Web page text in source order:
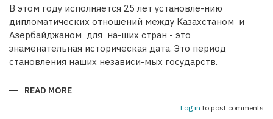
ҚАТЫНАСТАРҒА
27
ЖЫЛ
В этом году исполняется 25 лет установле-нию
дипломатических отношений между Казахстаном и
Азербайджаном для на-ших стран - это
знаменательная историческая дата. Это период
становления наших независи-мых государств.
READ MORE
Log in to post comments